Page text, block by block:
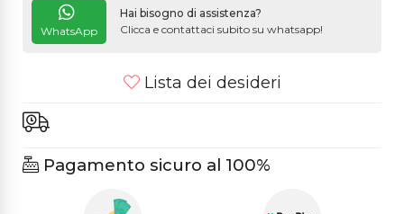
WhatsApp
Hai bisogno di assistenza?
Clicca e contattaci subito su whatsapp!
Lista dei desideri
Pagamento sicuro al 100%